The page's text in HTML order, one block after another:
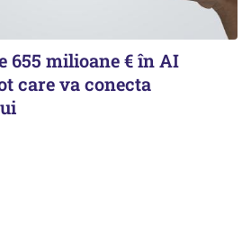
655 milioane € în AI
care va conecta